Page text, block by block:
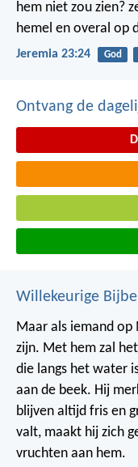
hem niet zou zien?
hemel en overal op
Jeremia 23:24 God
Ontvang de
Willekeurige
Maar als iemand
zijn. Met hem zal
die langs het water
aan de beek. Hij
blijven altijd fris en
valt, maakt hij zich
vruchten aan hem.